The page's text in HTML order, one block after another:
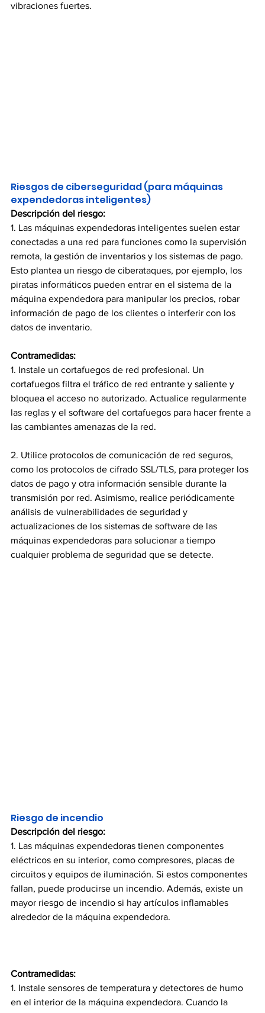
vibraciones fuertes.
Riesgos de ciberseguridad (para máquinas
expendedoras inteligentes)
Descripción del riesgo:
1. Las máquinas expendedoras inteligentes suelen estar
conectadas a una red para funciones como la supervisión
remota, la gestión de inventarios y los sistemas de pago.
Esto plantea un riesgo de ciberataques, por ejemplo, los
piratas informáticos pueden entrar en el sistema de la
máquina expendedora para manipular los precios, robar
información de pago de los clientes o interferir con los
datos de inventario.
Contramedidas:
1. Instale un cortafuegos de red profesional. Un
cortafuegos filtra el tráfico de red entrante y saliente y
bloquea el acceso no autorizado. Actualice regularmente
las reglas y el software del cortafuegos para hacer frente a
las cambiantes amenazas de la red.
2. Utilice protocolos de comunicación de red seguros,
como los protocolos de cifrado SSL/TLS, para proteger los
datos de pago y otra información sensible durante la
transmisión por red. Asimismo, realice periódicamente
análisis de vulnerabilidades de seguridad y
actualizaciones de los sistemas de software de las
máquinas expendedoras para solucionar a tiempo
cualquier problema de seguridad que se detecte.
Riesgo de incendio
Descripción del riesgo:
1. Las máquinas expendedoras tienen componentes
eléctricos en su interior, como compresores, placas de
circuitos y equipos de iluminación. Si estos componentes
fallan, puede producirse un incendio. Además, existe un
mayor riesgo de incendio si hay artículos inflamables
alrededor de la máquina expendedora.
Contramedidas:
1. Instale sensores de temperatura y detectores de humo
en el interior de la máquina expendedora. Cuando la